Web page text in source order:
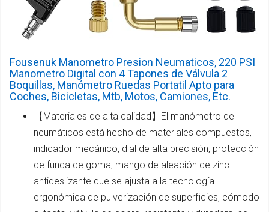
Fousenuk Manometro Presion Neumaticos, 220 PSI
Manometro Digital con 4 Tapones de Válvula 2
Boquillas, Manómetro Ruedas Portatil Apto para
Coches, Bicicletas, Mtb, Motos, Camiones, Etc.
【Materiales de alta calidad】El manómetro de
neumáticos está hecho de materiales compuestos,
indicador mecánico, dial de alta precisión, protección
de funda de goma, mango de aleación de zinc
antideslizante que se ajusta a la tecnología
ergonómica de pulverización de superficies, cómodo